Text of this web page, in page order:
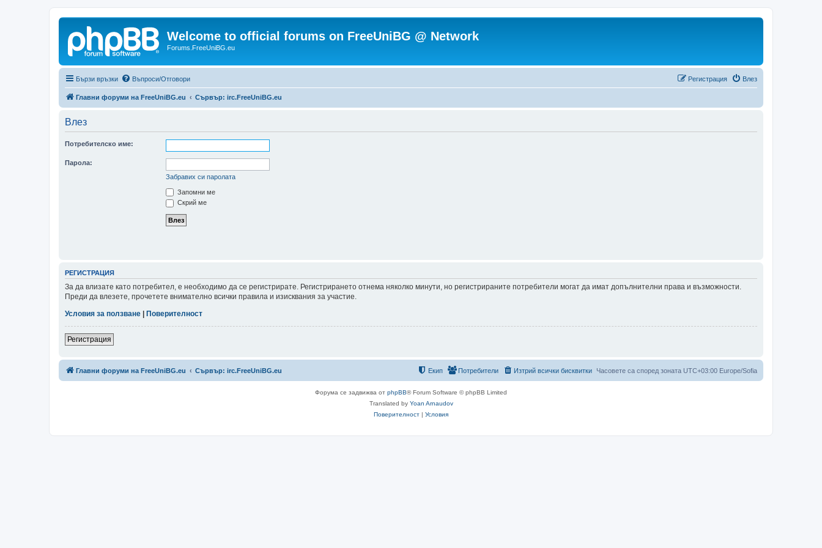
Welcome to official forums on FreeUniBG @ Network
Forums.FreeUniBG.eu
Бързи връзки Въпроси/Отговори Влез
Регистрация
Главни форуми на FreeUniBG.eu Сървър: irc.FreeUniBG.eu
Влез
Потребителско име:
Парола:
Забравих си паролата
Запомни ме
Скрий ме
РЕГИСТРАЦИЯ
За да влизате като потребител, е необходимо да се регистрирате. Регистрирането отнема няколко минути, но регистрираните потребители могат да имат допълнителни права и възможности.
Преди да влезете, прочетете внимателно всички правила и изисквания за участие.
Условия за ползване
Поверителност
Регистрация
Главни форуми на FreeUniBG.eu Сървър: irc.FreeUniBG.eu Часовете са според зоната UTC+03:00 Europe/Sofia
Изтрий всички бисквитки
Потребители
Екип
Форума се задвижва от phpBB® Forum Software © phpBB Limited
Translated by Yoan Arnaudov
Поверителност | Условия